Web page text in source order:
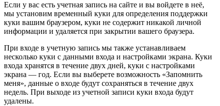
Если у вас есть учетная запись на сайте и вы войдете в неё,
мы установим временный куки для определения поддержки
куки вашим браузером, куки не содержит никакой личной
информации и удаляется при закрытии вашего браузера.
При входе в учетную запись мы также устанавливаем
несколько куки с данными входа и настройками экрана. Куки
входа хранятся в течение двух дней, куки с настройками
экрана — год. Если вы выберете возможность «Запомнить
меня», данные о входе будут сохраняться в течение двух
недель. При выходе из учетной записи куки входа будут
удалены.